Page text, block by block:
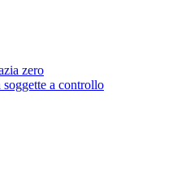
zero
a controllo